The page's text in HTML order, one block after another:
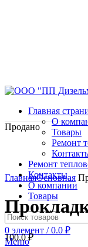
Главная
О
Товары
Ремонт
Ремонт
Контакты
О компании
Товары
0 элемент / 0.0 ₽
Меню
Продано
Нажмите, чтобы
ГлавнаяОсновная
100.0₽